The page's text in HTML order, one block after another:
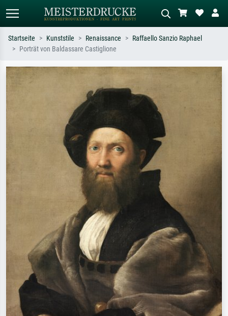
Suchen Sie nach Künstlern, Werktiteln
Sternennacht, Impressionismus, Welle
Ölgemälde, Stehender Akt neben einem
Startseite Kunststile Renaissance
Raffaello Sanzio Raphael
Porträt von Baldassare Castiglione